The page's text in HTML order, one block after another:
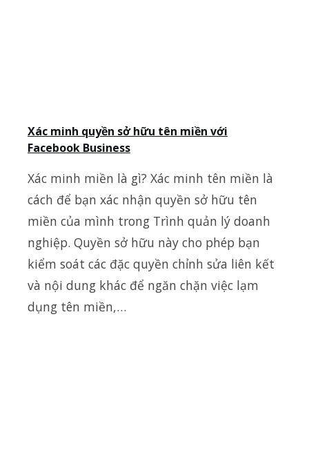
Xác minh quyền sở hữu tên miền với
Facebook Business
Xác minh miền là gì? Xác minh tên miền là
cách để bạn xác nhận quyền sở hữu tên
miền của mình trong Trình quản lý doanh
nghiệp. Quyền sở hữu này cho phép bạn
kiểm soát các đặc quyền chỉnh sửa liên kết
và nội dung khác để ngăn chặn việc lạm
dụng tên miền,…